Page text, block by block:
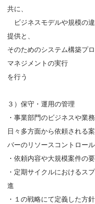
共に、
ビジネスモデルや規模の
提供と、
そのためのシステム構築プ
マネジメントの実行
を行う
３）保守・運用の管理
・事業部門のビジネスや業
日々多方面から依頼される
バーのリソースコントロール
・依頼内容や大規模案件の
・定期サイクルにおけるス
進
・１の戦略にて定義した方